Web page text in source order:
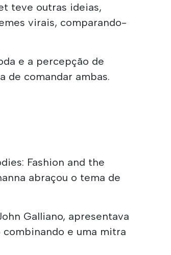
teve outras ideias,
virais, comparando-
e a percepção de
de comandar ambas.
Fashion and the
abraçou o tema de
Galliano, apresentava
e uma mitra